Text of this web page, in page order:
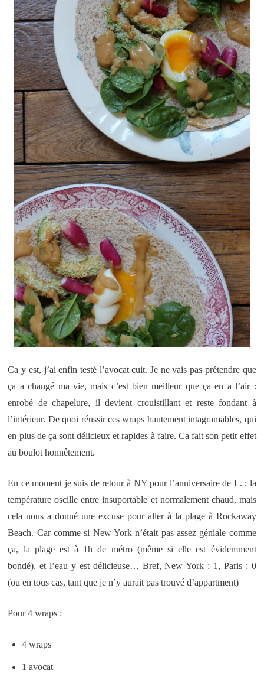
Ca y est, j’ai enfin testé l’avocat cuit. Je ne vais pas prétendre que
ça a changé ma vie, mais c’est bien meilleur que ça en a l’air :
enrobé de chapelure, il devient crouistillant et reste fondant à
l’intérieur. De quoi réussir ces wraps hautement intagramables, qui
en plus de ça sont délicieux et rapides à faire. Ca fait son petit effet
au boulot honnêtement.
En ce moment je suis de retour à NY pour l’anniversaire de L. ; la
température oscille entre insuportable et normalement chaud, mais
cela nous a donné une excuse pour aller à la plage à Rockaway
Beach. Car comme si New York n’était pas assez géniale comme
ça, la plage est à 1h de métro (même si elle est évidemment
bondé), et l’eau y est délicieuse… Bref, New York : 1, Paris : 0
(ou en tous cas, tant que je n’y aurait pas trouvé d’appartment)
Pour 4 wraps :
4 wraps
1 avocat